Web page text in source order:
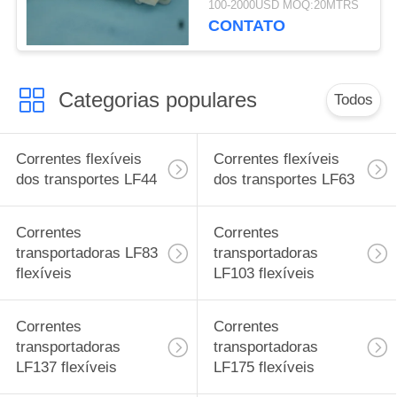
flexíveis para a cor
100-2000USD MOQ:20MTRS
CONTATO
Categorias populares Todos
Correntes flexíveis
dos transportes LF44
Correntes flexíveis
dos transportes LF63
Correntes
transportadoras LF83
flexíveis
Correntes
transportadoras
LF103 flexíveis
Correntes
transportadoras
LF137 flexíveis
Correntes
transportadoras
LF175 flexíveis